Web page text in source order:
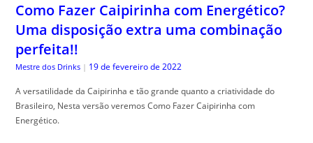
Como Fazer Caipirinha com Energético?
Uma disposição extra uma combinação
perfeita!!
Mestre dos Drinks | 19 de fevereiro de 2022
A versatilidade da Caipirinha e tão grande quanto a criatividade do
Brasileiro, Nesta versão veremos Como Fazer Caipirinha com
Energético.